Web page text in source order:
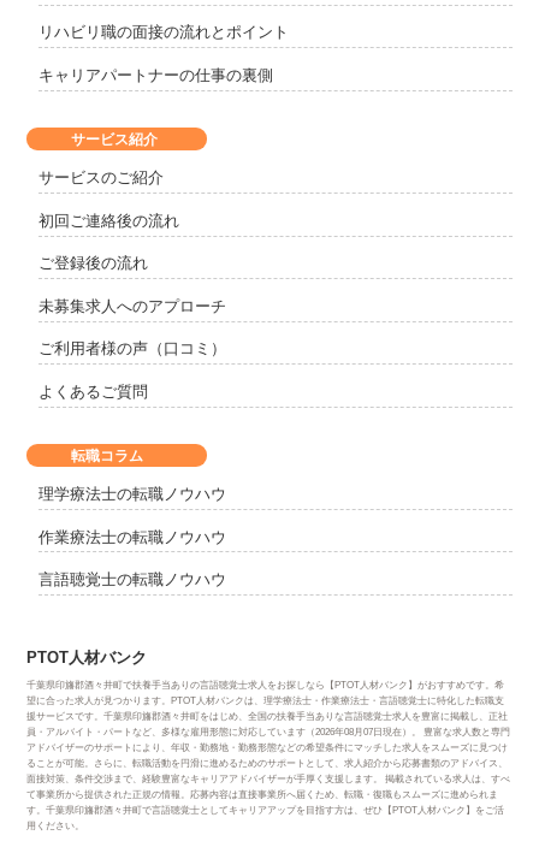
サービス紹介
サービスのご紹介
初回ご連絡後の流れ
ご登録後の流れ
未募集求人へのアプローチ
ご利用者様の声（口コミ）
よくあるご質問
リハビリ職の面接の流れとポイント
キャリアパートナーの仕事の裏側
転職コラム
理学療法士の転職ノウハウ
作業療法士の転職ノウハウ
言語聴覚士の転職ノウハウ
PTOT人材バンク
千葉県印旛郡酒々井町で扶養手当ありの言語聴覚士求人をお探しなら【PTOT人材バンク】がおすすめです。希
望に合った求人が見つかります。PTOT人材バンクは、理学療法士・作業療法士・言語聴覚士に特化した転職支
援サービスです。千葉県印旛郡酒々井町をはじめ、全国の扶養手当ありな言語聴覚士求人を豊富に掲載し、正社
員・アルバイト・パートなど、多様な雇用形態に対応しています（2026年08月07日現在）。 豊富な求人数と専門
アドバイザーのサポートにより、年収・勤務地・勤務形態などの希望条件にマッチした求人をスムーズに見つけ
ることが可能。さらに、転職活動を円滑に進めるためのサポートとして、求人紹介から応募書類のアドバイス、
面接対策、条件交渉まで、経験豊富なキャリアアドバイザーが手厚く支援します。 掲載されている求人は、すべ
て事業所から提供された正規の情報。応募内容は直接事業所へ届くため、転職・復職もスムーズに進められま
す。千葉県印旛郡酒々井町で言語聴覚士としてキャリアアップを目指す方は、ぜひ【PTOT人材バンク】をご活
用ください。